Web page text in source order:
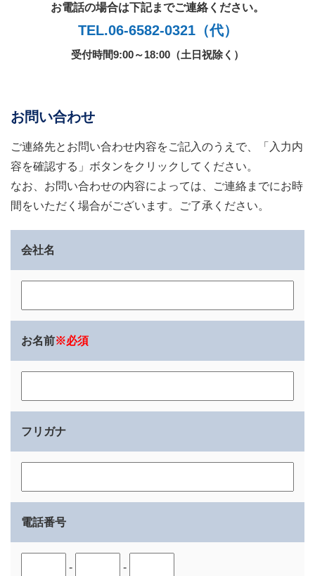
お電話の場合は下記までご連絡ください。
TEL.06-6582-0321（代）
受付時間9:00～18:00（土日祝除く）
お問い合わせ
ご連絡先とお問い合わせ内容をご記入のうえで、「入力内
容を確認する」ボタンをクリックしてください。
なお、お問い合わせの内容によっては、ご連絡までにお時
間をいただく場合がございます。ご了承ください。
会社名
お名前※必須
フリガナ
電話番号
- -